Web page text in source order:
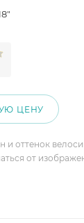
ЦЕНУ
и оттенок
от